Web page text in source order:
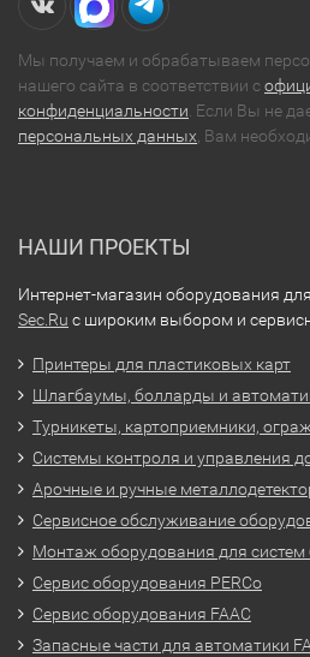
Мы получаем и обрабатываем
нашего сайта в соответствии с
конфиденциальности . Если Вы не
персональных данных , Вам
НАШИ ПРОЕКТЫ
Интернет-магазин оборудования
Sec.Ru с широким выбором и
Принтеры для пластиковых карт
Шлагбаумы, болларды и
Турникеты, картоприемники,
Системы контроля и управления
Арочные и ручные
Сервисное обслуживание
Монтаж оборудования для систем
Сервис оборудования PERCo
Сервис оборудования FAAC
Запасные части для автоматики